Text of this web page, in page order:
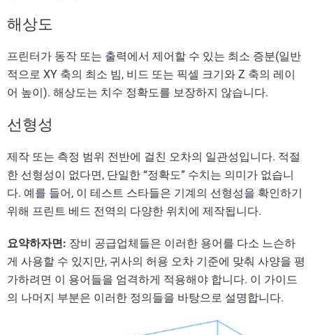
해상도
프린터가 동작 또는 출력에서 제어할 수 있는 최소 증분(일반
적으로 XY 축의 최소 빔, 비드 또는 픽셀 크기와 Z 축의 레이
어 높이). 해상도는 치수 정확도를 보장하지 않습니다.
선형성
제작 또는 측정 범위 전반에 걸친 오차의 일관성입니다. 적절
한 선형성이 없다면, 단일한 “정확도” 수치는 의미가 없습니
다. 예를 들어, 이 테스트 스타들은 기계의 선형성을 확인하기
위해 프린트 베드 전역의 다양한 위치에 제작됩니다.
요약하자면: 장비 공급업체들은 이러한 용어를 다소 느슨하
게 사용할 수 있지만, 귀사의 허용 오차 기준에 맞춰 사양을 평
가하려면 이 용어들을 엄격하게 적용해야 합니다. 이 가이드
의 나머지 부분은 이러한 정의들을 바탕으로 설명합니다.